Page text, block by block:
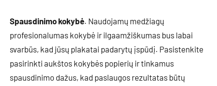
Spausdinimo kokybė. Naudojamų medžiagų
profesionalumas kokybė ir ilgaamžiškumas bus labai
svarbūs, kad jūsų plakatai padarytų įspūdį. Pasistenkite
pasirinkti aukštos kokybės popierių ir tinkamus
spausdinimo dažus, kad paslaugos rezultatas būtų